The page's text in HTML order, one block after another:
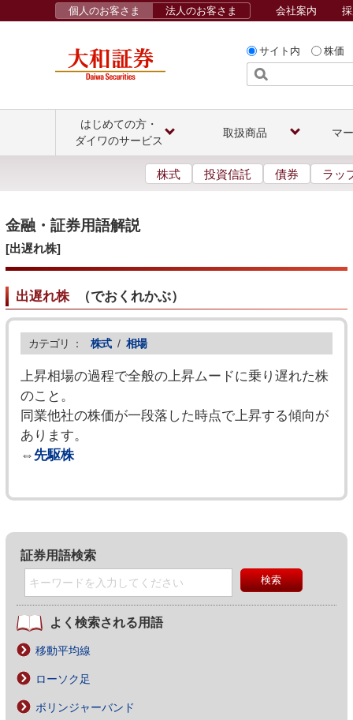
サイト内 株価
個人のお客さま 法人のお客さま 会社案内
はじめての方・
ダイワのサービス
取扱商品 マ
株式 投資信託 債券 ラッ
金融・証券用語解説
[出遅れ株]
出遅れ株（でおくれかぶ）
カテゴリ ： 株式 / 相場
上昇相場の過程で全般の上昇ムードに乗り遅れた株
のこと。
同業他社の株価が一段落した時点で上昇する傾向が
あります。
⇔ 先駆株
証券用語検索
よく検索される用語
移動平均線
ローソク足
ボリンジャーバンド